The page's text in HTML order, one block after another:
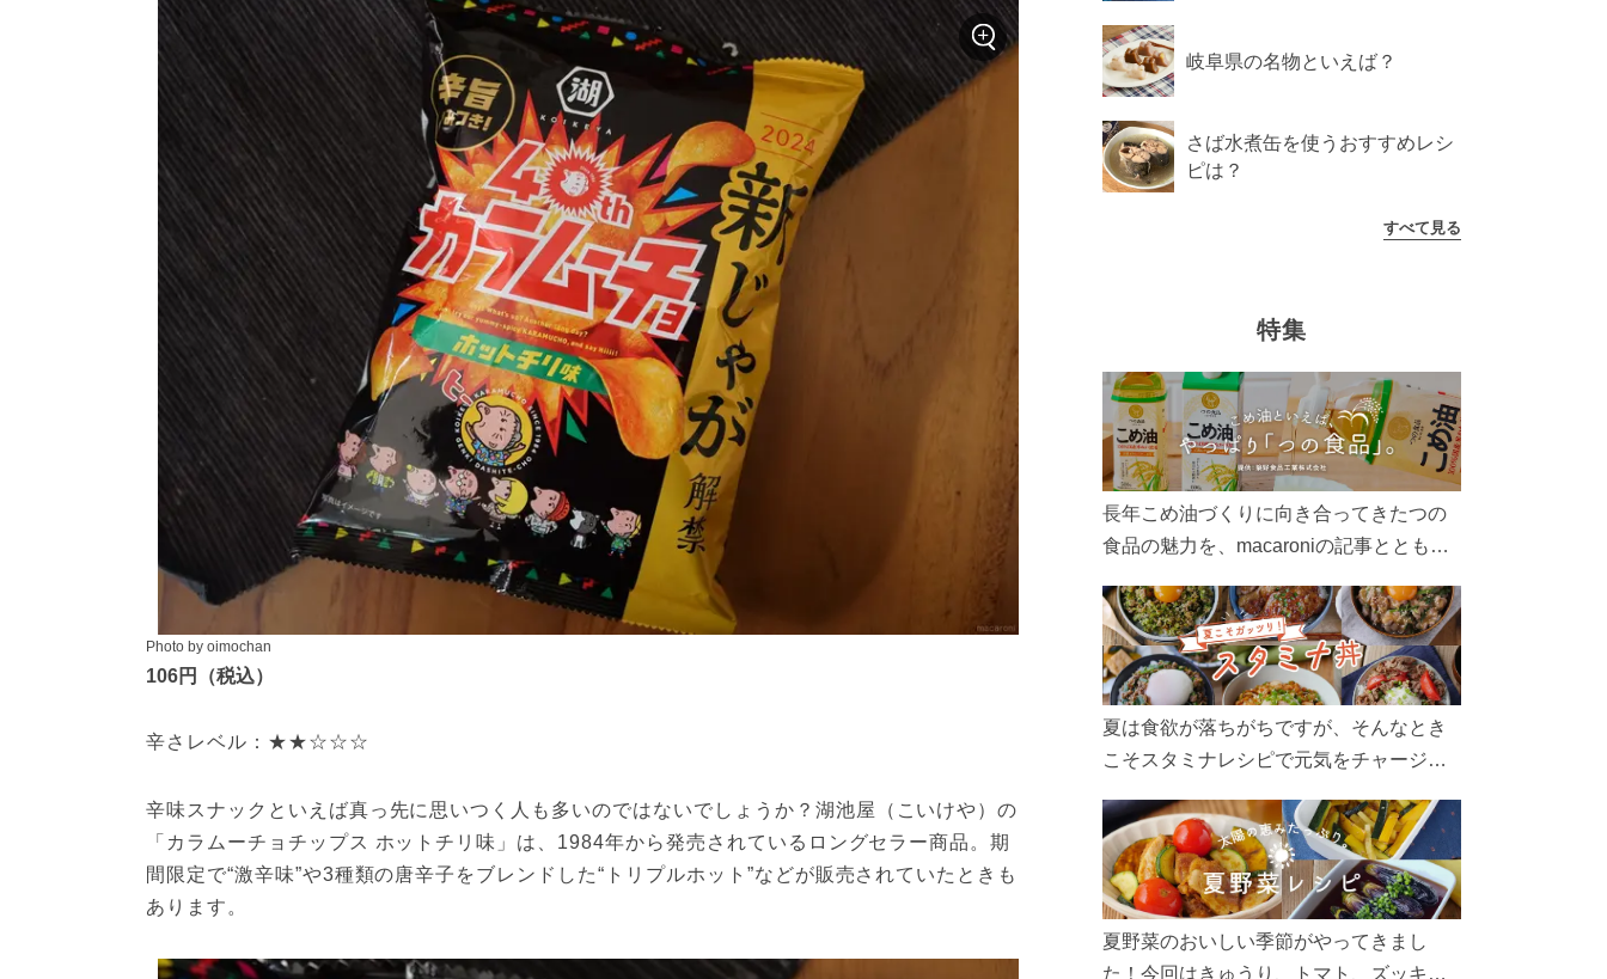
Photo by oimochan
106円（税込）
辛さレベル：★★☆☆☆
辛味スナックといえば真っ先に思いつく人も多いのではないでしょうか？湖池屋（こいけや）の
「カラムーチョチップス ホットチリ味」は、1984年から発売されているロングセラー商品。期
間限定で“激辛味”や3種類の唐辛子をブレンドした“トリプルホット”などが販売されていたときも
あります。
岐阜県の名物といえば？
さば水煮缶を使うおすすめレシ
ピは？
すべて見る
特集
長年こめ油づくりに向き合ってきたつの
食品の魅力を、macaroniの記事とともに
ん、製造現場や品質へのこだわりまで。
こめ油をもっと好きになるコンテンツを
ぜひお楽しみください。
夏は食欲が落ちがちですが、そんなとき
こそスタミナレシピで元気をチャージ！
リ食べて、夏バテを吹き飛ばしましょ
う！
夏野菜のおいしい季節がやってきまし
た！今回はきゅうり、トマト、ズッキー